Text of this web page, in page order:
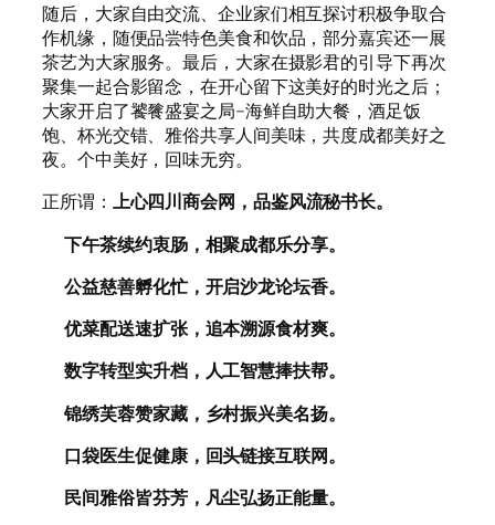
随后，大家自由交流、企业家们相互探讨积极争取合
作机缘，随便品尝特色美食和饮品，部分嘉宾还一展
茶艺为大家服务。最后，大家在摄影君的引导下再次
聚集一起合影留念，在开心留下这美好的时光之后；
大家开启了饕餮盛宴之局–海鲜自助大餐，酒足饭
饱、杯光交错、雅俗共享人间美味，共度成都美好之
夜。个中美好，回味无穷。
正所谓： 上心四川商会网 ，品鉴风流秘书长。
下午茶续约衷肠，相聚成都乐分享。
公益慈善孵化忙，开启沙龙论坛香。
优菜配送速扩张，追本溯源食材爽。
数字转型实升档，人工智慧捧扶帮。
锦绣芙蓉赞家藏，乡村振兴美名扬。
口袋医生促健康，回头链接互联网。
民间雅俗皆芬芳，凡尘弘扬正能量。